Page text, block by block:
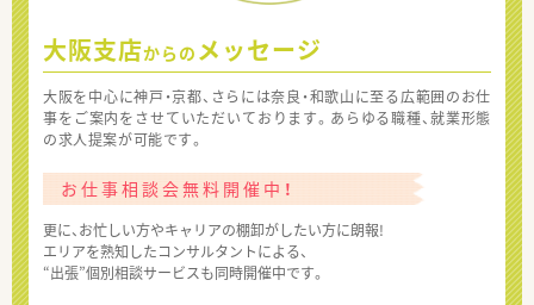
大阪支店からの メッセージ
大阪を中心に神戸・京都、さらには奈良・和歌山に至る広範囲のお仕
事をご案内をさせていただいております。あらゆる職種、就業形態
の求人提案が可能です。
お仕事相談会無料開催中！
更に、お忙しい方やキャリアの棚卸がしたい方に朗報!
エリアを熟知したコンサルタントによる、
“出張”個別相談サービスも同時開催中です。